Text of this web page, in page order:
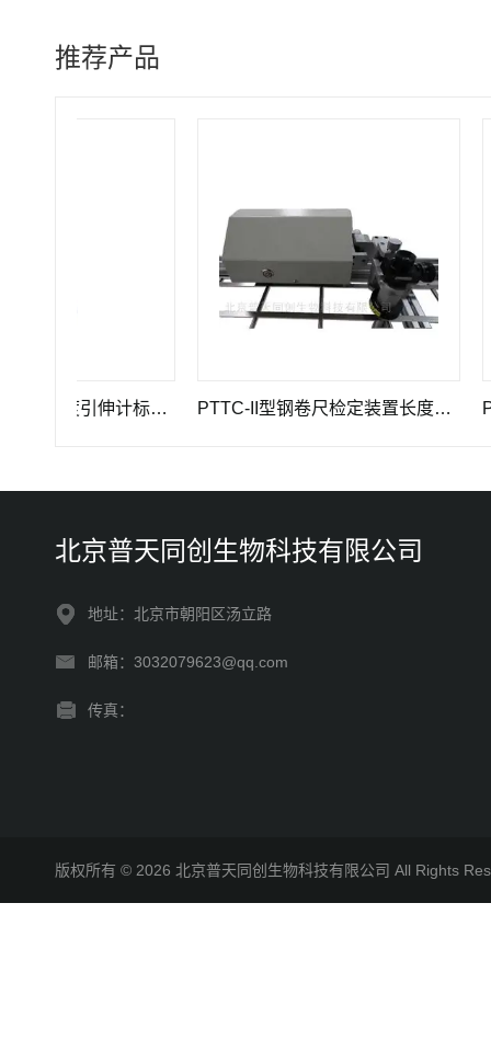
推荐产品
GWB-200JA型高精度引伸计标定仪长度计量器具 PTTC-II型钢卷尺检定装置长度计量仪器 PTTC
北京普天同创生物科技有限公司
地址：北京市朝阳区汤立路
邮箱：3032079623@qq.com
传真：
版权所有 © 2026 北京普天同创生物科技有限公司 All Rights